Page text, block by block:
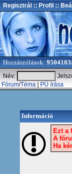
Regisztrál :: Profil ::
Hozzászólások:
Név:
Fórum/Téma PÜ írása
Információ
Ezt a
A
Ha